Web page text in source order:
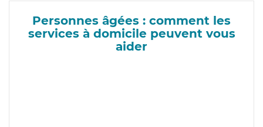
Personnes âgées : comment les
services à domicile peuvent vous
aider